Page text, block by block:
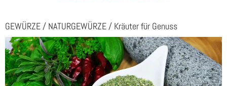
GEWÜRZE / NATURGEWÜRZE / Kräuter für Genuss